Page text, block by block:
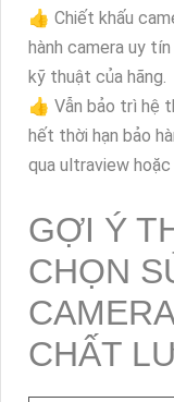
👍 Chiết khấu
hành camera uy
kỹ thuật của hãng.
👍 Vẫn bảo trì hệ
hết thời hạn bảo
qua ultraview
GỢI Ý
CHỌN
CHẤT